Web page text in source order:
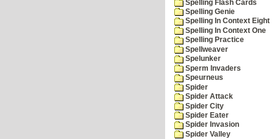
Spelling Flash Cards
Spelling Genie
Spelling In Context Eight
Spelling In Context One
Spelling Practice
Spellweaver
Spelunker
Sperm Invaders
Speurneus
Spider
Spider Attack
Spider City
Spider Eater
Spider Invasion
Spider Valley